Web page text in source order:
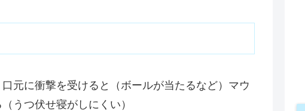
元に衝撃を受けると（ボールが当たるなど）マウ
うつ伏せ寝がしにくい）